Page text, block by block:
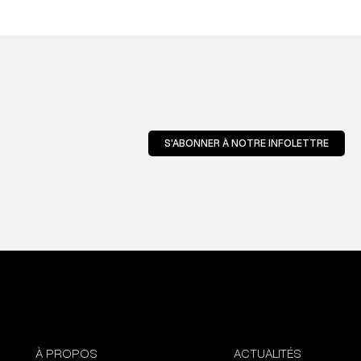
S'ABONNER À NOTRE INFOLETTRE
À PROPOS
ACTUALITÉS